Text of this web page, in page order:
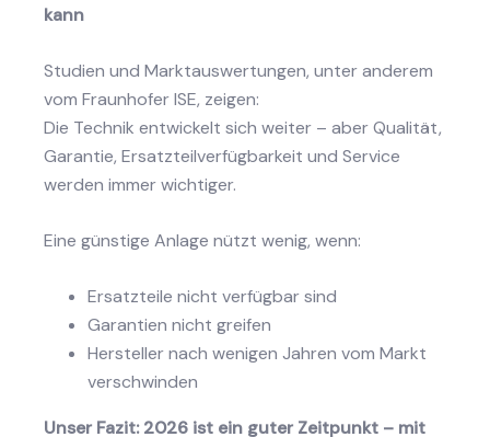
kann
Studien und Marktauswertungen, unter anderem
vom Fraunhofer ISE, zeigen:
Die Technik entwickelt sich weiter – aber Qualität,
Garantie, Ersatzteilverfügbarkeit und Service
werden immer wichtiger.
Eine günstige Anlage nützt wenig, wenn:
Ersatzteile nicht verfügbar sind
Garantien nicht greifen
Hersteller nach wenigen Jahren vom Markt
verschwinden
Unser Fazit: 2026 ist ein guter Zeitpunkt – mit